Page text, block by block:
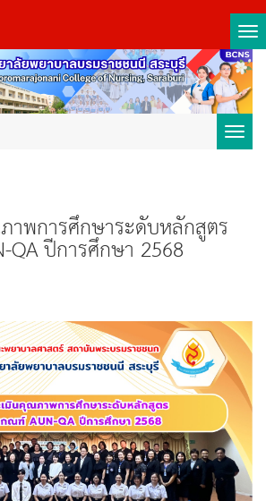
าพการศึกษาระดับหลักสูตร
QA ปีการศึกษา 2568